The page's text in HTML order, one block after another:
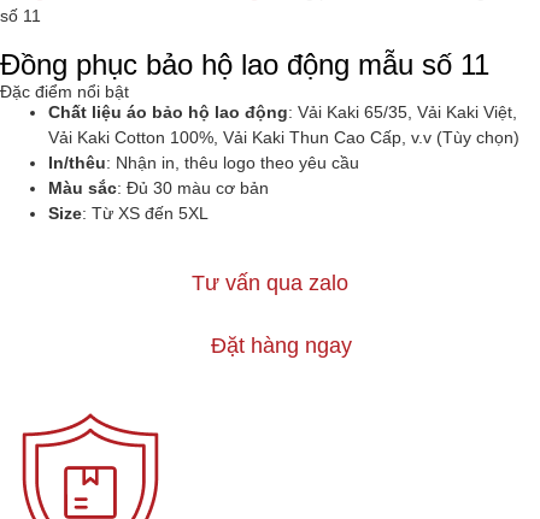
số 11
Đồng phục bảo hộ lao động mẫu số 11
Đặc điểm nổi bật
Chất liệu áo bảo hộ lao động: Vải Kaki 65/35, Vải Kaki Việt,
Vải Kaki Cotton 100%, Vải Kaki Thun Cao Cấp, v.v (Tùy chọn)
In/thêu: Nhận in, thêu logo theo yêu cầu
Màu sắc: Đủ 30 màu cơ bản
Size: Từ XS đến 5XL
Tư vấn qua zalo
Đặt hàng ngay